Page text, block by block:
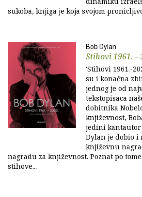
sukoba, knjiga je koja svojom
Bob Dylan
Stihovi 1961. –
'Stihovi 1961.-
su i konačna
jednog je od
tekstopisaca
dobitnika
književnost,
jedini kantautor
Dylan je dobio i
književnu
nagradu za književnost. Poznat po
stihove...